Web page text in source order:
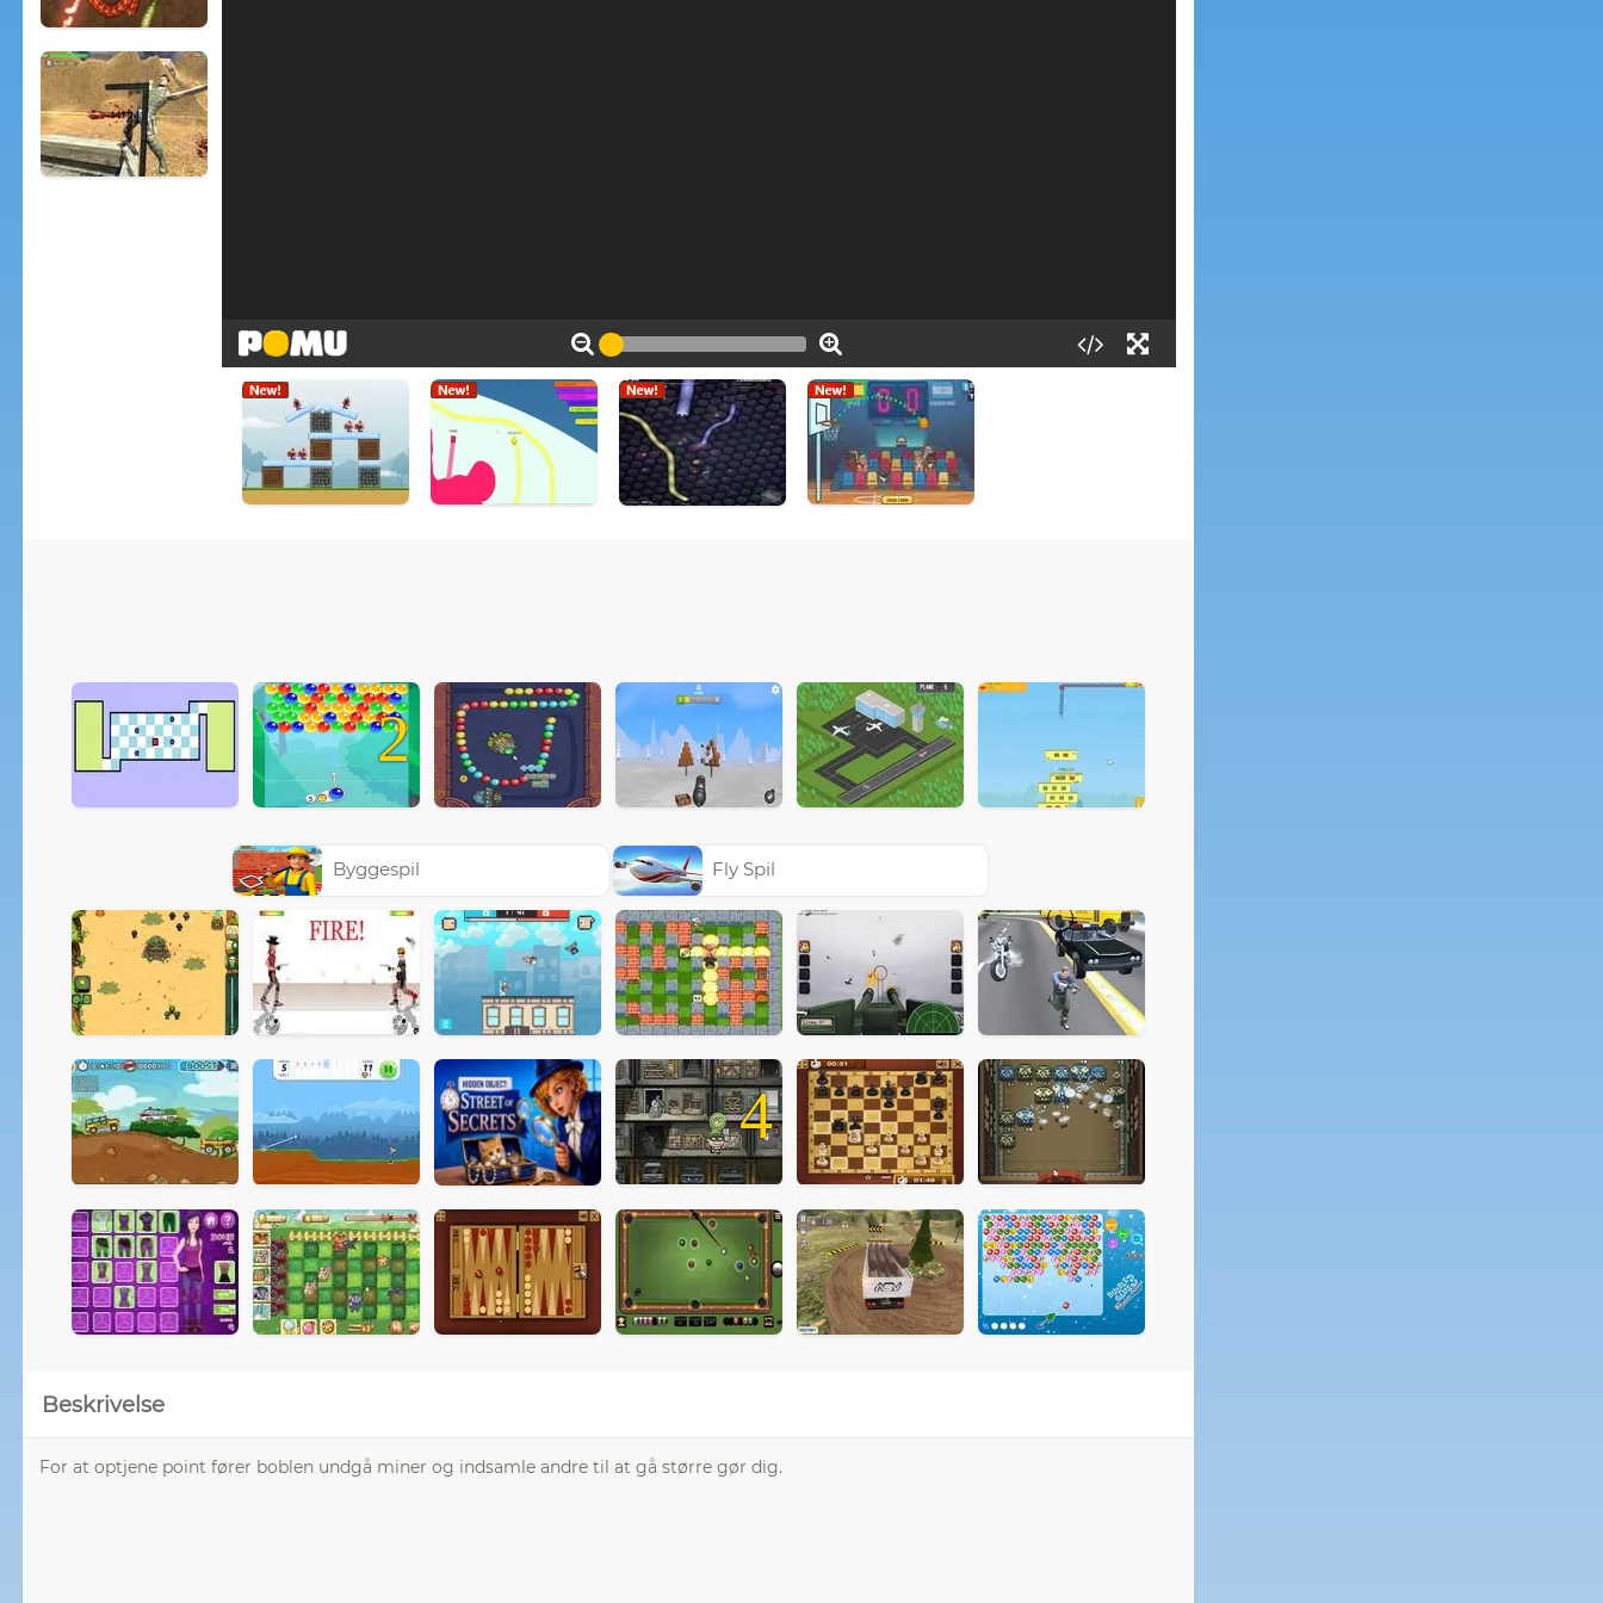
2
Byggespil Fly Spil
4
Beskrivelse
For at optjene point fører boblen undgå miner og indsamle andre til at gå større gør dig.